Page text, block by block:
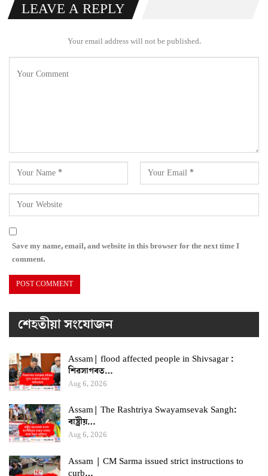
LEAVE A REPLY
Your email address will not be published.
Save my name, email, and website in this browser for the next time I
comment.
শেহতীয়া সংযোজন
Assam| flood affected people in Shivsagar :
শিৱসাগৰত…
Aug 6, 2026
Assam| The Rashtriya Swayamsevak Sangh:
ৰাষ্ট্ৰীয়…
Aug 6, 2026
Assam | CM Sarma issued strict instructions to
curb…